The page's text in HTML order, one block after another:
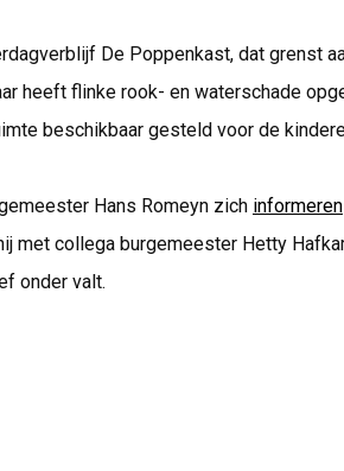
De Poppenkast, dat grenst
heeft flinke rook- en waterschade
beschikbaar gesteld voor de
Hans Romeyn zich informeren
met collega burgemeester Hetty
onder valt.